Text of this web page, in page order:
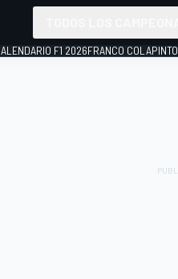
F1 2026FRANCO COLAPINTO